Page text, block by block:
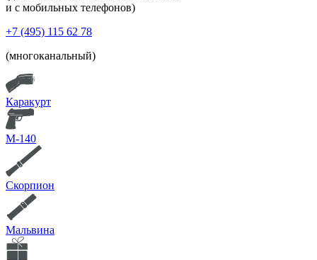
и с мобильных телефонов)
+7 (495) 115 62 78
(многоканальный)
Каракурт
М-140
Скорпион
Мальвина